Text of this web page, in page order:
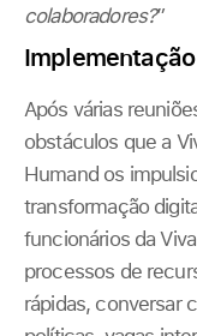
colaboradores?”
Após várias
obstáculos que a
Humand os
transformação
funcionários da
processos de
rápidas, conversar